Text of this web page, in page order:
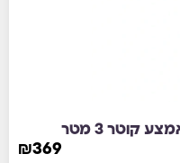
קוטר 3 מטר
₪369